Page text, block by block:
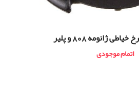
ژانومه 808 و پلير
اتمام موجودی